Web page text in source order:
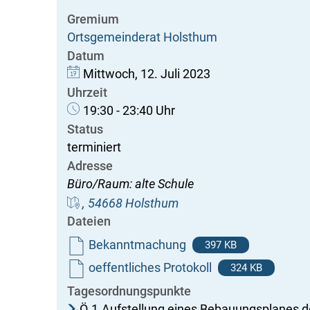
Gremium
Ortsgemeinderat Holsthum
Datum
Mittwoch, 12. Juli 2023
Uhrzeit
19:30 - 23:40 Uhr
Status
terminiert
Adresse
Büro/Raum: alte Schule
, 54668 Holsthum
Dateien
Bekanntmachung
397 KB
oeffentliches Protokoll 324 KB
Tagesordnungspunkte